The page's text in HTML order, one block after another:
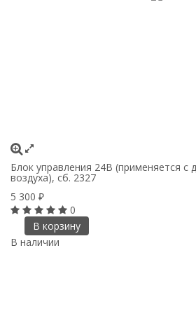
Блок управления 24В (применяется с
воздуха), сб. 2327
5 300 ₽
0
В корзину
В наличии